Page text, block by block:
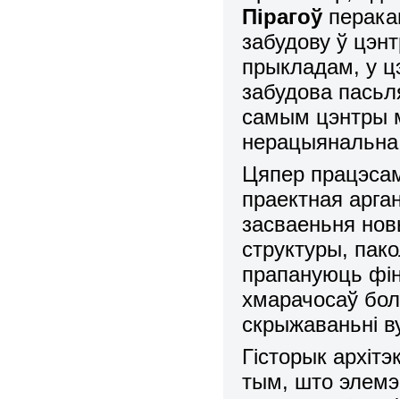
Пірагоў
забудову ў
прыкладам, у
забудова
самым цэнтры
Цяпер
праектная
засваеньня
структуры,
прапануюць
хмарачосаў
скрыжаваньні
Гісторык
тым, што